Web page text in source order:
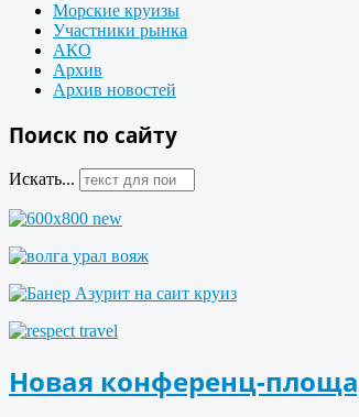
Морские круизы
Участники рынка
АКО
Архив
Архив новостей
Поиск по сайту
Искать...
Новая конференц-